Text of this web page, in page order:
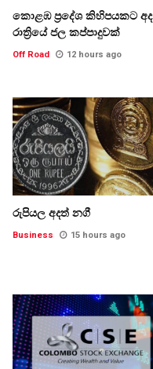
කොළඹ ප්‍රදේශ කිහිපයකට අද
රාත්‍රියේ ජල කප්පාදුවක්
Off Road 12 hours ago
රුපියල අදත් නගී
Business 15 hours ago